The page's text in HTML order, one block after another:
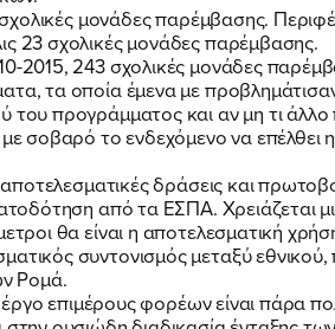
IN TW YT LN VB
μονάδες παρέμβασης.
23 σχολικές μονάδες παρέμβασης.
2015, 243 σχολικές μονάδες
τα οποία έμενα με
προγράμματος και αν μη τι άλλο
σοβαρό το ενδεχόμενο να
δράσεις και
από τα ΕΣΠΑ. Χρειάζεται
θα είναι η αποτελεσματική
συντονισμός μεταξύ
Ρομά.
έργο επιμέρους φορέων είναι πάρα